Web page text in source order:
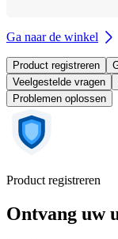
Ga naar de winkel
Product registreren
Veelgestelde vragen
Problemen oplossen
Product registreren
Ontvang uw